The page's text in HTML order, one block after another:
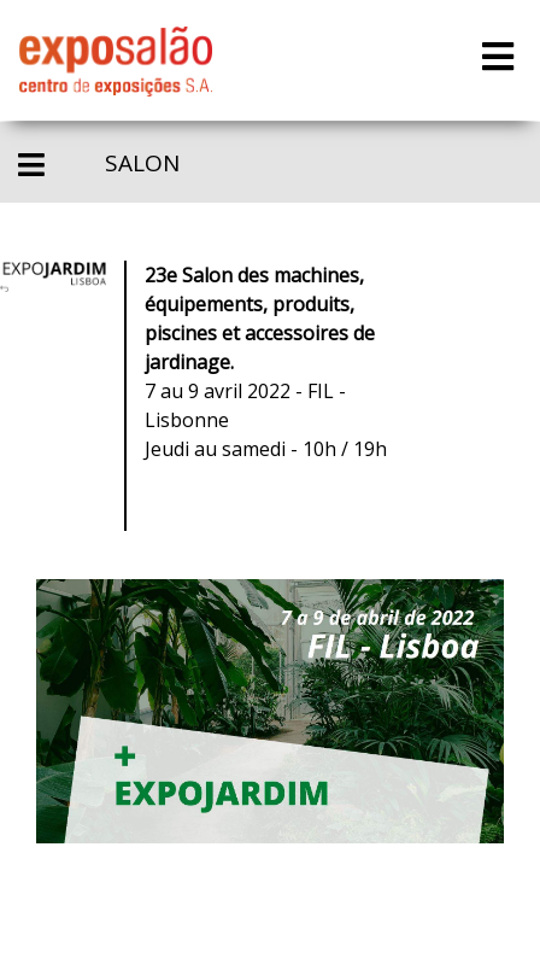
SALON
23e Salon des machines,
équipements, produits,
piscines et accessoires de
jardinage.
7 au 9 avril 2022 - FIL -
Lisbonne
Jeudi au samedi - 10h / 19h